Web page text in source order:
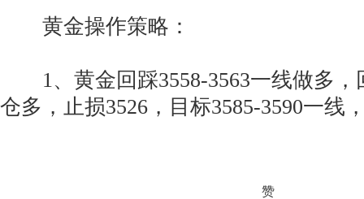
黄金操作策略：
1、黄金回踩3558-3563一线做多，
仓多，止损3526，目标3585-3590一线
赞